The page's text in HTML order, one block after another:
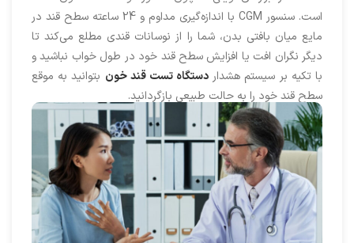
است. سنسور CGM با اندازه‌گیری مداوم و 24 ساعته سطح قند در
مایع میان بافتی بدن، شما را از نوسانات قندی مطلع می‌کند تا
دیگر نگران افت یا افزایش سطح قند خود در طول خواب نباشید و
با تکیه بر سیستم هشدار دستگاه تست قند خون بتوانید به موقع
سطح قند خود را به حالت طبیعی بازگردانید.